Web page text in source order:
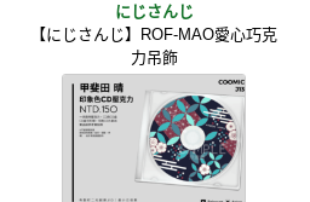
にじさんじ
【にじさんじ】ROF-MAO愛心巧克
力吊飾